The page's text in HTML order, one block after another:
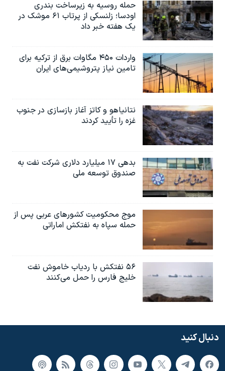
حمله روسیه به زیرساخت بندری
اودسا؛ زلنسکی از پرتاب ۶۱ موشک در
یک هفته خبر داد
واردات ۴۵۰ مگاوات برق از ترکیه برای
تامین نیاز پتروشیمی‌های ایران
نتانیاهو و کاتز آغاز بازسازی در جنوب
غزه را تأیید کردند
بدهی ۱۷ میلیارد دلاری شرکت نفت به
صندوق توسعه ملی
موج محکومیت کشورهای عربی پس از
حمله سپاه به نفتکش اماراتی
۵۶ نفتکش با ردیاب خاموش نفت
خلیج فارس را حمل می‌کنند
دنبال کنید